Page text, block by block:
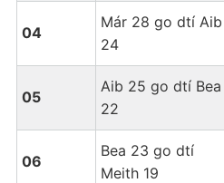
04
Már 28 go dtí Aib
24
05
Aib 25 go dtí Bea
22
06
Bea 23 go dtí
Meith 19